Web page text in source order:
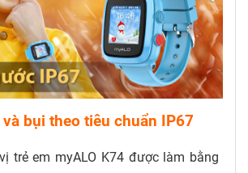
bụi theo tiêu chuẩn IP67
trẻ em myALO K74 được làm bằng